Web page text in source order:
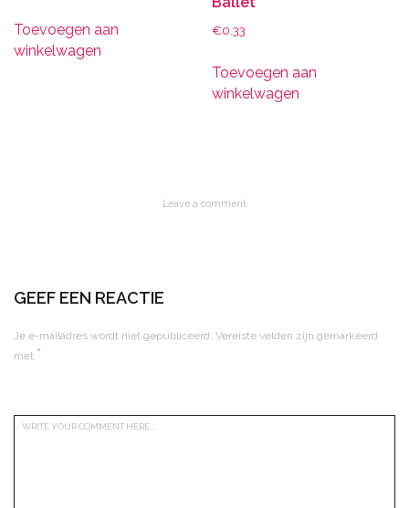
Toevoegen aan
winkelwagen
€0.33
Toevoegen aan
winkelwagen
Leave a comment
GEEF EEN REACTIE
Je e-mailadres wordt niet gepubliceerd. Vereiste velden zijn gemarkeerd
met *